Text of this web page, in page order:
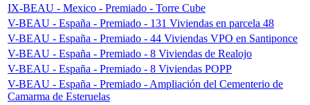
IX-BEAU - Mexico - Premiado - Torre Cube
V-BEAU - España - Premiado - 131 Viviendas en parcela 48
V-BEAU - España - Premiado - 44 Viviendas VPO en Santiponce
V-BEAU - España - Premiado - 8 Viviendas de Realojo
V-BEAU - España - Premiado - 8 Viviendas POPP
V-BEAU - España - Premiado - Ampliación del Cementerio de
Camarma de Esteruelas